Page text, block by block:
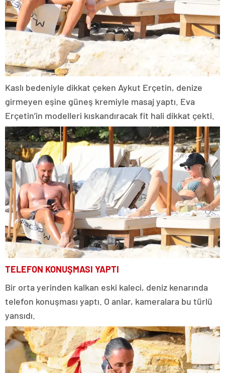
Kaslı bedeniyle dikkat çeken Aykut Erçetin, denize
girmeyen eşine güneş kremiyle masaj yaptı. Eva
Erçetin’in modelleri kıskandıracak fit hali dikkat çekti.
TELEFON KONUŞMASI YAPTI
Bir orta yerinden kalkan eski kaleci, deniz kenarında
telefon konuşması yaptı. O anlar, kameralara bu türlü
yansıdı.